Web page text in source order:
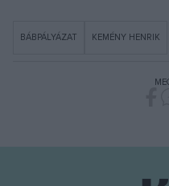
BÁBPÁLYÁZAT KEMÉNY HENRIK